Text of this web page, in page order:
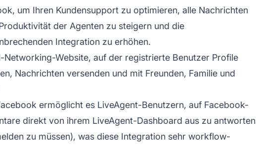
um Ihren Kundensupport zu optimieren, alle Nachrichten
der Agenten zu steigern und die
Integration zu erhöhen.
Networking-Website, auf der registrierte Benutzer Profile
Nachrichten versenden und mit Freunden, Familie und
ermöglicht es LiveAgent-Benutzern, auf Facebook-
direkt von ihrem LiveAgent-Dashboard aus zu antworten
zu müssen), was diese Integration sehr workflow-